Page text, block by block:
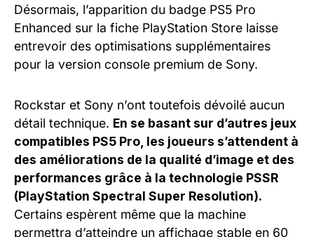
Désormais, l’apparition du badge PS5 Pro
Enhanced sur la fiche PlayStation Store laisse
entrevoir des optimisations supplémentaires
pour la version console premium de Sony.
Rockstar et Sony n’ont toutefois dévoilé aucun
détail technique. En se basant sur d’autres jeux
compatibles PS5 Pro, les joueurs s’attendent à
des améliorations de la qualité d’image et des
performances grâce à la technologie PSSR
(PlayStation Spectral Super Resolution).
Certains espèrent même que la machine
permettra d’atteindre un affichage stable en 60